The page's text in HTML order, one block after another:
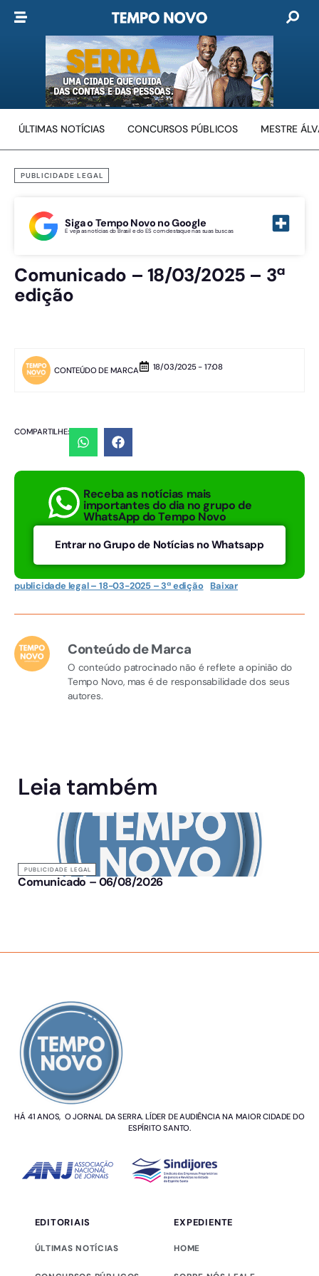
ÚLTIMAS NOTÍCIAS CONCURSOS PÚBLICOS MESTRE
PUBLICIDADE LEGAL
Siga o Tempo Novo no Google
E veja as notícias do Brasil e do ES com destaque nas suas buscas
Comunicado – 18/03/2025 – 3ª
edição
CONTEÚDO DE MARCA 18/03/2025 - 17:08
COMPARTILHE:
Receba as notícias mais
importantes do dia no grupo de
WhatsApp do Tempo Novo
Entrar no Grupo de Notícias no Whatsapp
publicidade legal – 18-03-2025 – 3ª edição Baixar
Conteúdo de Marca
O conteúdo patrocinado não é reflete a opinião do
Tempo Novo, mas é de responsabilidade dos seus
autores.
Leia também
PUBLICIDADE LEGAL
Comunicado – 06/08/2026
HÁ 41 ANOS, O JORNAL DA SERRA. LÍDER DE AUDIÊNCIA NA MAIOR CIDADE DO
ESPÍRITO SANTO.
EDITORIAIS
ÚLTIMAS NOTÍCIAS
EXPEDIENTE
HOME